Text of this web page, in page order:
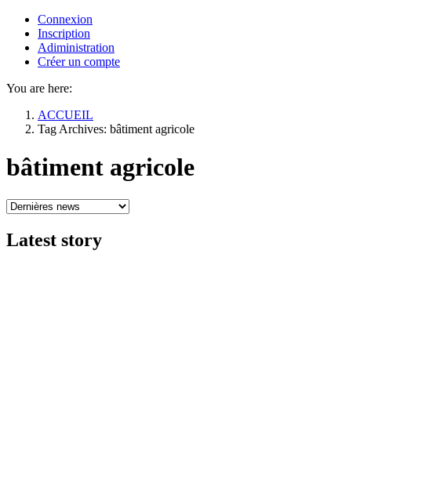
Connexion
Inscription
Adiministration
Créer un compte
You are here:
ACCUEIL
Tag Archives: bâtiment agricole
bâtiment agricole
Latest story